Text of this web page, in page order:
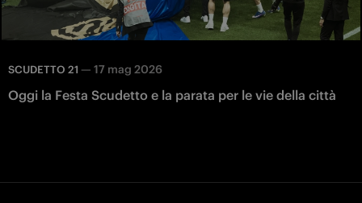
SCUDETTO 21 — 17 mag 2026
Oggi la Festa Scudetto e la parata per le vie della città